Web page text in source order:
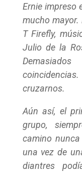
Ernie impreso
mucho
T Firefly,
Julio de la
cruzarnos.
Aún así, el
grupo,
camino
una vez de
diantres